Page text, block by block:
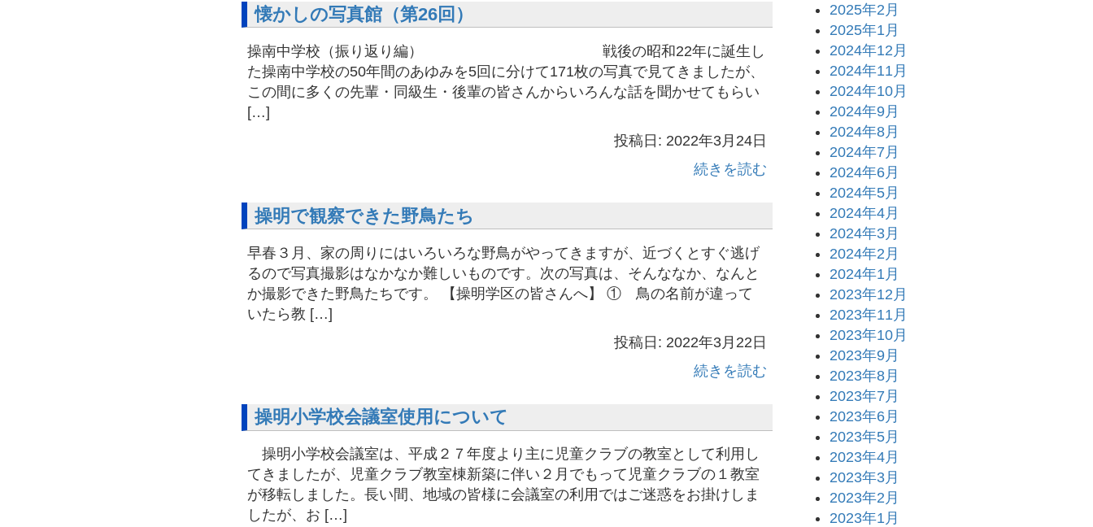
懐かしの写真館（第26回）
操南中学校（振り返り編） 戦後の昭和22年に誕生し
た操南中学校の50年間のあゆみを5回に分けて171枚の写真で見てきましたが、
この間に多くの先輩・同級生・後輩の皆さんからいろんな話を聞かせてもらい
[…]
投稿日: 2022年3月24日
続きを読む
操明で観察できた野鳥たち
早春３月、家の周りにはいろいろな野鳥がやってきますが、近づくとすぐ逃げ
るので写真撮影はなかなか難しいものです。次の写真は、そんななか、なんと
か撮影できた野鳥たちです。 【操明学区の皆さんへ】 ① 鳥の名前が違って
いたら教 […]
投稿日: 2022年3月22日
続きを読む
操明小学校会議室使用について
操明小学校会議室は、平成２７年度より主に児童クラブの教室として利用し
てきましたが、児童クラブ教室棟新築に伴い２月でもって児童クラブの１教室
が移転しました。長い間、地域の皆様に会議室の利用ではご迷惑をお掛けしま
したが、お […]
2025年2月
2025年1月
2024年12月
2024年11月
2024年10月
2024年9月
2024年8月
2024年7月
2024年6月
2024年5月
2024年4月
2024年3月
2024年2月
2024年1月
2023年12月
2023年11月
2023年10月
2023年9月
2023年8月
2023年7月
2023年6月
2023年5月
2023年4月
2023年3月
2023年2月
2023年1月